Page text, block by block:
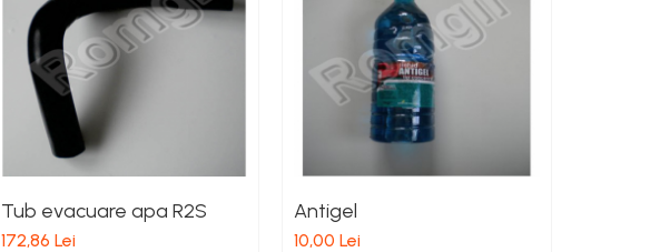
Tub evacuare apa R2S
172,86 Lei
Antigel
10,00 Lei